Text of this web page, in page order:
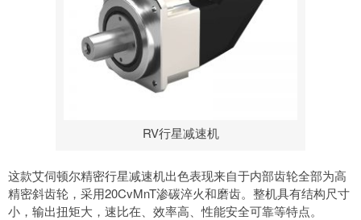
RV行星减速机
这款艾伺顿尔精密行星减速机出色表现来自于内部齿轮全部为高
精密斜齿轮，采用20CvMnT渗碳淬火和磨齿。整机具有结构尺寸
小，输出扭矩大，速比在、效率高、性能安全可靠等特点。